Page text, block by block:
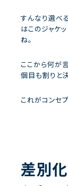
すんなり選べ
はこのジャケ
ね。
ここから何が
個目も割りと
これがコンセ
差別